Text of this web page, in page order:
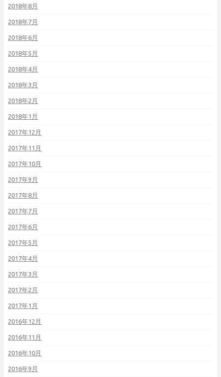
2018年8月
2018年7月
2018年6月
2018年5月
2018年4月
2018年3月
2018年2月
2018年1月
2017年12月
2017年11月
2017年10月
2017年9月
2017年8月
2017年7月
2017年6月
2017年5月
2017年4月
2017年3月
2017年2月
2017年1月
2016年12月
2016年11月
2016年10月
2016年9月